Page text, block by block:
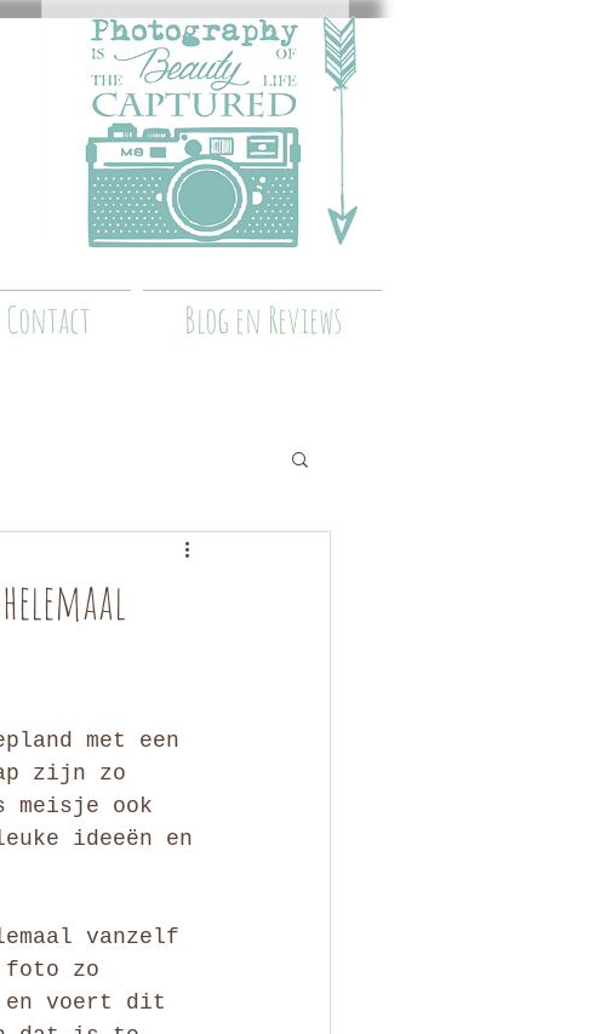
Contact Blog en Reviews
met een
zijn zo
meisje ook
ideeën en
vanzelf
foto zo
en voert dit